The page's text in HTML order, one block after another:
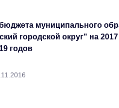
муниципального
городской округ" на
годов